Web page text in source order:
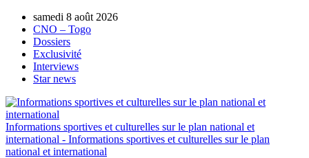
samedi 8 août 2026
CNO – Togo
Dossiers
Exclusivité
Interviews
Star news
Informations sportives et culturelles sur le plan national et
international - Informations sportives et culturelles sur le plan
national et international
AUTORISATION DE LA HAAC N°0134/